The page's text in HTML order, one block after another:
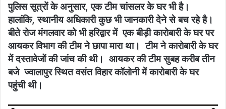
पुलिस सूत्रों के अनुसार, एक टीम चांसलर के घर भी है।
हालांकि, स्थानीय अधिकारी कुछ भी जानकारी देने से बच रहे है।
बीते रोज मंगलवार को भी हरिद्वार में एक बीड़ी कारोबारी के घर पर
आयकर विभाग की टीम ने छापा मारा था। टीम ने कारोबारी के घर
में दस्तावेजों की जांच की थी। आयकर की टीम सुबह करीब तीन
बजे ज्वालापुर स्थित वसंत विहार कॉलोनी में कारोबारी के घर
पहुंची थी।